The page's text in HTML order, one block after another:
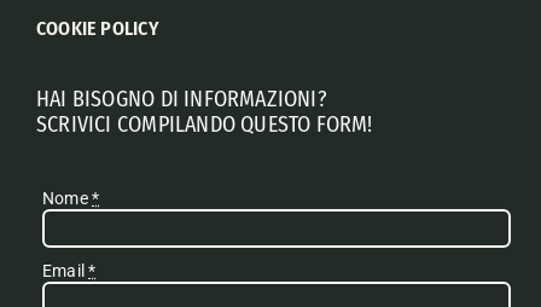
COOKIE POLICY
HAI BISOGNO DI INFORMAZIONI?
SCRIVICI COMPILANDO QUESTO FORM!
Nome*
Email*